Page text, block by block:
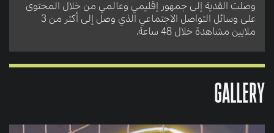
وصلت القدية إلى جمهور إقليمي وعالمي من خلال المحتوى
على وسائل التواصل الاجتماعي الذي وصل إلى أكثر من 3
ملايين مشاهدة خلال 48 ساعة.
GALLERY